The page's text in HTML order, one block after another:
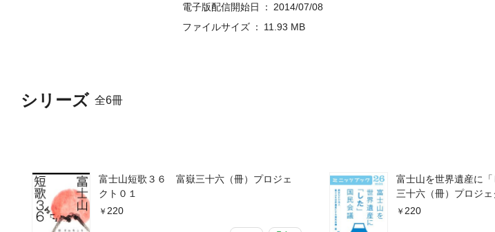
シリーズ 全6冊
富士山短歌３６ 富嶽三十六（冊）プロジェ
クト０１
220
富士山を世界遺産に
三十六（冊）プロジェ
220
電子版配信開始日
2014/07/08
ファイルサイズ
11.93 MB